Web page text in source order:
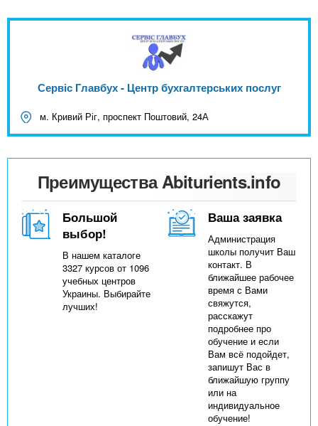
Сервіс Главбух - Центр бухгалтерських послуг
м. Кривий Ріг, проспект Поштовий, 24А
Преимущества Abiturients.info
Большой
выбор!
В нашем каталоге
3327 курсов от 1096
учебных центров
Украины. Выбирайте
лучших!
Ваша заявка
Администрация
школы получит Ваш
контакт. В
ближайшее рабочее
время с Вами
свяжутся,
расскажут
подробнее про
обучение и если
Вам всё подойдет,
запишут Вас в
ближайшую группу
или на
индивидуальное
обучение!